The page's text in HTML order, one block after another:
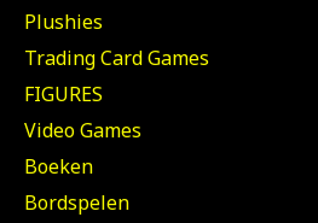
Plushies
Trading Card Games
FIGURES
Video Games
Boeken
Bordspelen